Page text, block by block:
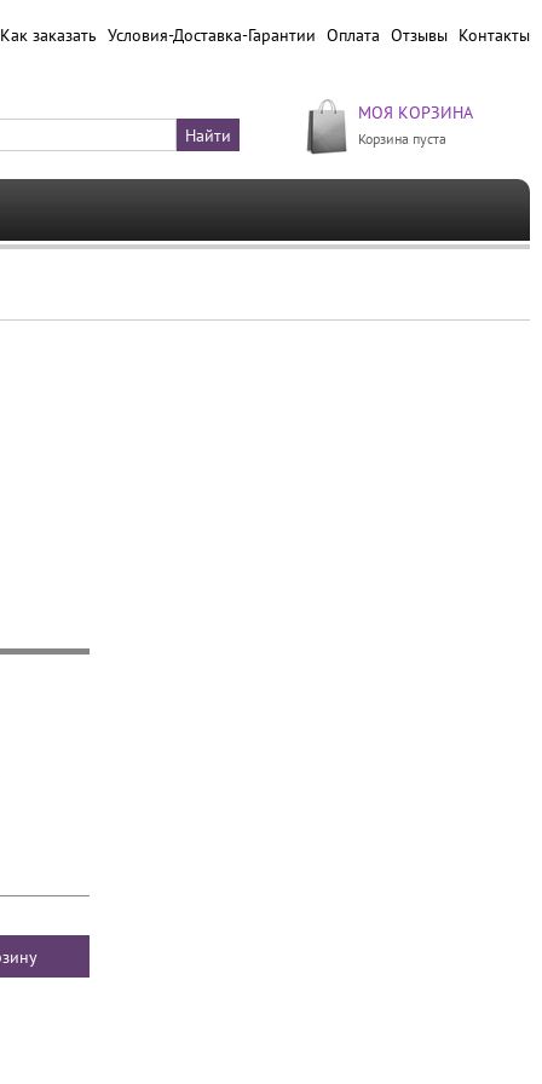
Как заказать Условия-Доставка-Гарантии Оплата Отзывы Контакты
МОЯ КОРЗИНА
Корзина пуста